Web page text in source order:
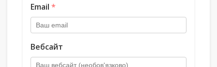
Email *
Вебсайт